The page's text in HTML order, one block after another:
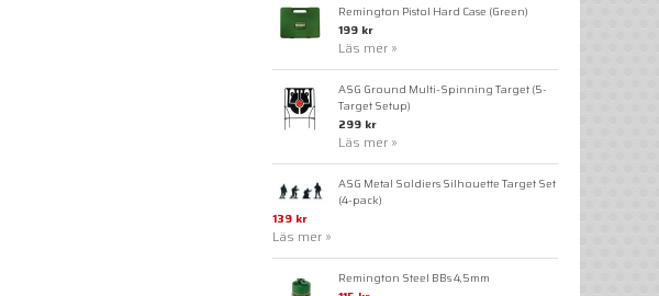
Remington Pistol Hard Case (Green)
199 kr
Läs mer »
ASG Ground Multi-Spinning Target (5-
Target Setup)
299 kr
Läs mer »
ASG Metal Soldiers Silhouette Target Set
(4-pack)
139 kr
Läs mer »
Remington Steel BBs 4,5mm